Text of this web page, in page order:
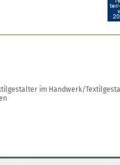
im Handwerk/